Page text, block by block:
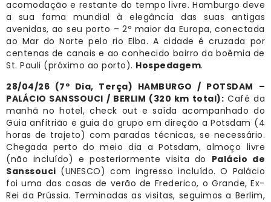
acomodação e restante do tempo livre. Hamburgo deve
a sua fama mundial à elegância das suas antigas
avenidas, ao seu porto – 2º maior da Europa, conectada
ao Mar do Norte pelo rio Elba. A cidade é cruzada por
centenas de canais e ao conhecido bairro da boêmia de
St. Pauli (próximo ao porto). Hospedagem.
28/04/26 (7º Dia, Terça) HAMBURGO / POTSDAM –
PALÁCIO SANSSOUCI / BERLIM (320 km total): Café da
manhã no hotel, check out e saída acompanhado do
Guia anfitrião e guia do grupo em direção a Potsdam (4
horas de trajeto) com paradas técnicas, se necessário.
Chegada perto do meio dia a Potsdam, almoço livre
(não incluído) e posteriormente visita do Palácio de
Sanssouci (UNESCO) com ingresso incluído. O Palácio
foi uma das casas de verão de Frederico, o Grande, Ex-
Rei da Prússia. Terminadas as visitas, seguimos a Berlim,